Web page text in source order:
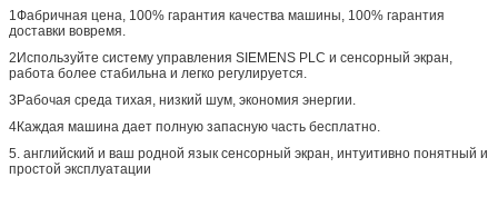
1Фабричная цена, 100% гарантия качества машины, 100% гарантия
доставки вовремя.
2Используйте систему управления SIEMENS PLC и сенсорный экран,
работа более стабильна и легко регулируется.
3Рабочая среда тихая, низкий шум, экономия энергии.
4Каждая машина дает полную запасную часть бесплатно.
5. английский и ваш родной язык сенсорный экран, интуитивно понятный и
простой эксплуатации